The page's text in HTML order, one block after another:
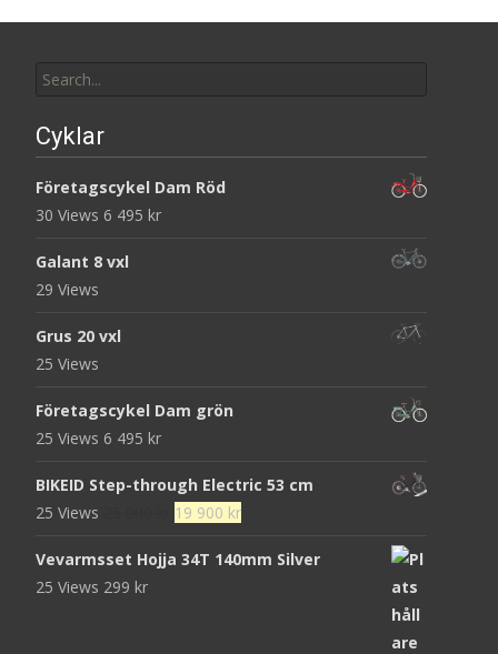
for:
Cyklar
Företagscykel Dam Röd
30 Views 6 495 kr
Galant 8 vxl
29 Views
Grus 20 vxl
25 Views
Företagscykel Dam grön
25 Views 6 495 kr
BIKEID Step-through Electric 53 cm
25 Views
Det
priset
19 900 krDet
priset
Vevarmsset Hojja 34T 140mm Silver
25 Views 299 kr